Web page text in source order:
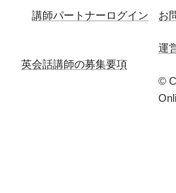
講師パートナーログイン
英会話講師の募集要項
お
運
©